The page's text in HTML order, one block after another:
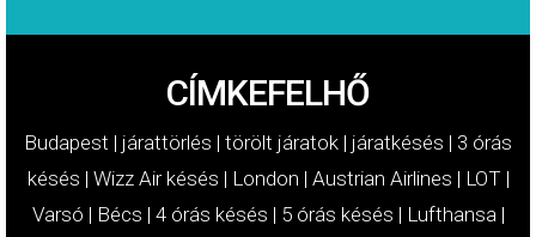
CÍMKEFELHŐ
Budapest | járattörlés | törölt járatok | járatkésés | 3 órás
késés | Wizz Air késés | London | Austrian Airlines | LOT|
Varsó | Bécs | 4 órás késés | 5 órás késés | Lufthansa|